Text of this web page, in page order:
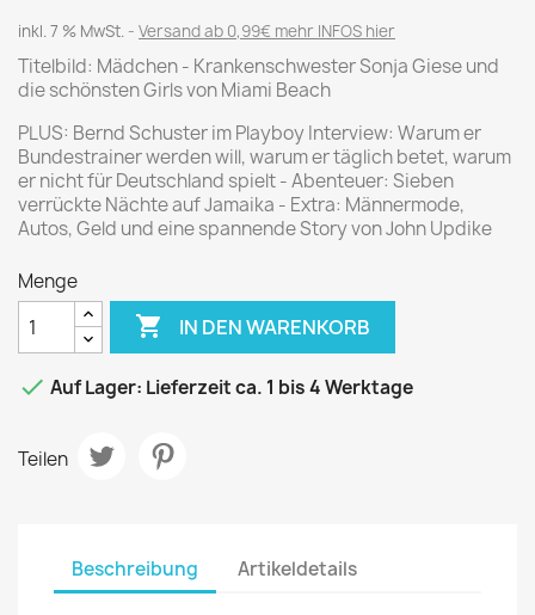
inkl. 7 % MwSt. Versand ab 0,99€ mehr INFOS hier
Titelbild: Mädchen - Krankenschwester Sonja Giese und
die schönsten Girls von Miami Beach
PLUS: Bernd Schuster im Playboy Interview: Warum er
Bundestrainer werden will, warum er täglich betet, warum
er nicht für Deutschland spielt - Abenteuer: Sieben
verrückte Nächte auf Jamaika - Extra: Männermode,
Autos, Geld und eine spannende Story von John Updike
Menge
 IN DEN WARENKORB
 Auf Lager: Lieferzeit ca. 1 bis 4 Werktage
Teilen
Beschreibung Artikeldetails